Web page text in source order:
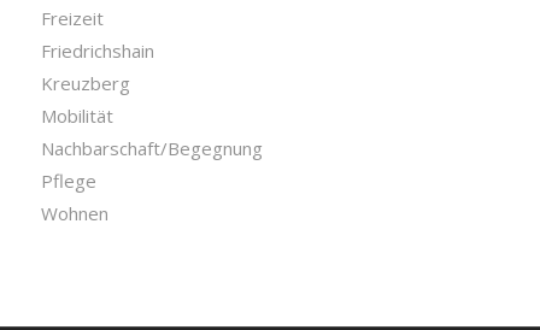
Freizeit
Friedrichshain
Kreuzberg
Mobilität
Nachbarschaft/Begegnung
Pflege
Wohnen